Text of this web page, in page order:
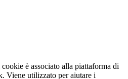
è associato alla piattaforma di
Viene utilizzato per aiutare i